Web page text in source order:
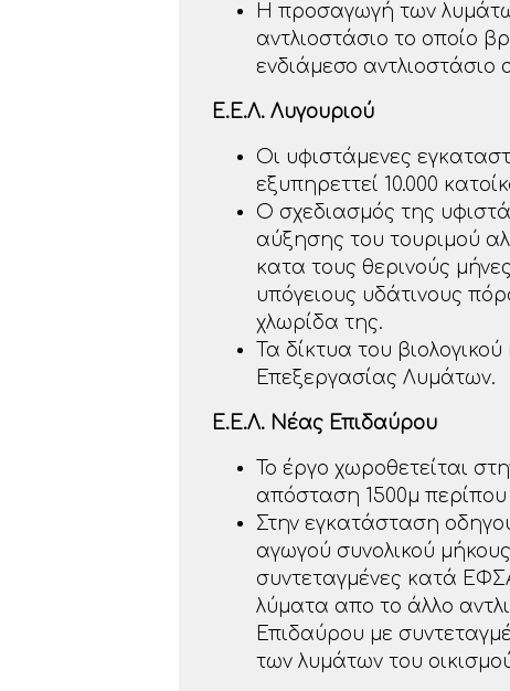
Η προσαγωγή των
αντλιοστάσιο το οποίο
ενδιάμεσο
Ε.Ε.Λ. Λυγουριού
Οι υφιστάμενες
εξυπηρεττεί 10.000
Ο σχεδιασμός της
αύξησης του τουριμού
κατα τους θερινούς
υπόγειους υδάτινους
χλωρίδα της.
Τα δίκτυα του
Επεξεργασίας Λυμάτων.
Ε.Ε.Λ. Νέας Επιδαύρου
Το έργο χωροθετείται
απόσταση 1500μ
Στην εγκατάσταση
αγωγού συνολικού
συντεταγμένες κατά ΕΦΣΑ
λύματα απο το άλλο
Επιδαύρου με
των λυμάτων του